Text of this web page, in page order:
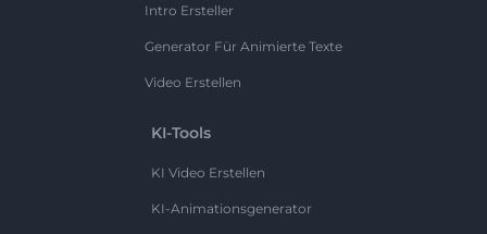
Intro Ersteller
Generator Für Animierte Texte
Video Erstellen
KI-Tools
KI Video Erstellen
KI-Animationsgenerator